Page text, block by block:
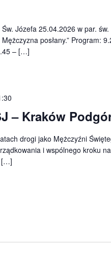
Józefa 25.04.2026 w par.
posłany.” Program:
– […]
– Kraków
drogi jako Mężczyźni
i wspólnego kroku
[…]